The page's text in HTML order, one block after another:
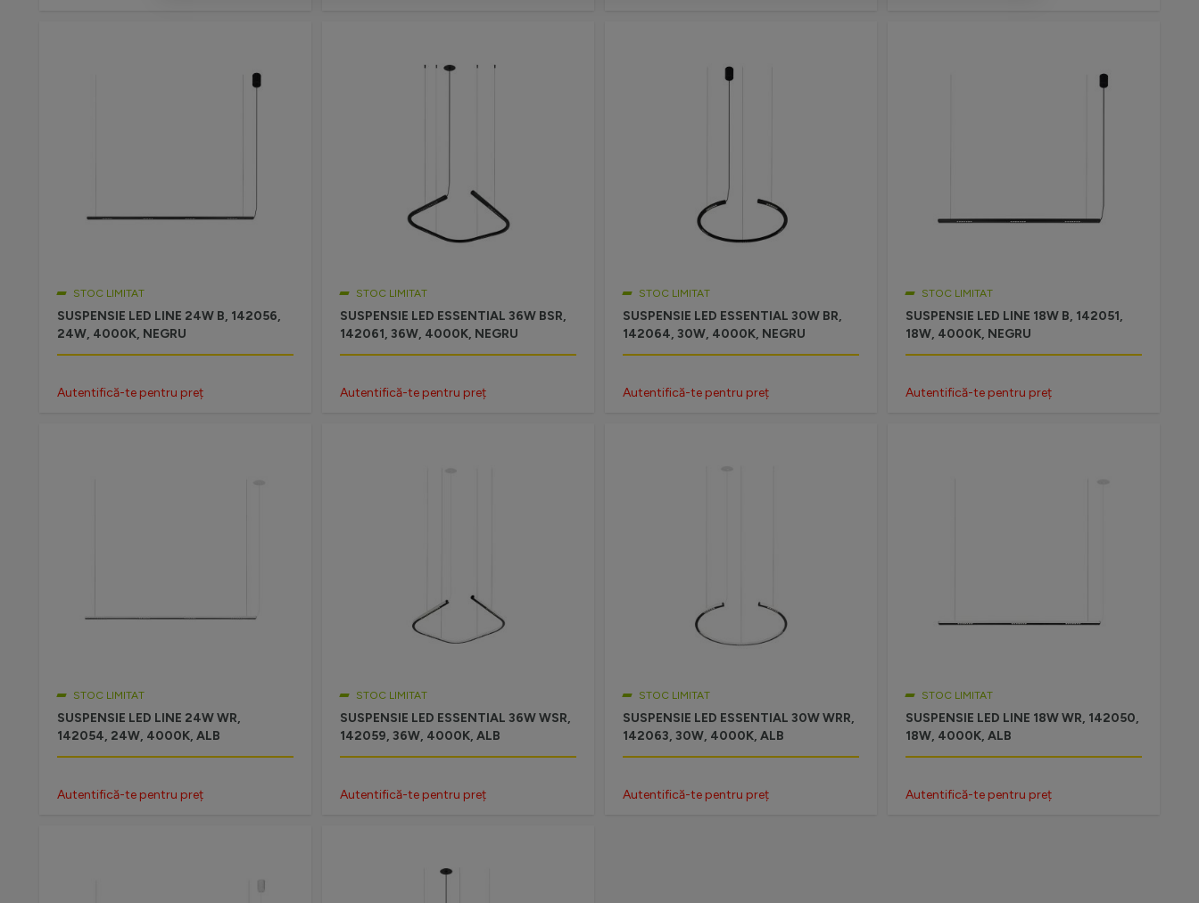
STOC LIMITAT
SUSPENSIE LED LINE 24W B, 142056,
24W, 4000K, NEGRU
Autentifică-te pentru preț
STOC LIMITAT
SUSPENSIE LED ESSENTIAL 36W BSR,
142061, 36W, 4000K, NEGRU
Autentifică-te pentru preț
STOC LIMITAT
SUSPENSIE LED ESSENTIAL 30W BR,
142064, 30W, 4000K, NEGRU
Autentifică-te pentru preț
STOC LIMITAT
SUSPENSIE LED LINE 18W B, 142051,
18W, 4000K, NEGRU
Autentifică-te pentru preț
STOC LIMITAT
SUSPENSIE LED LINE 24W WR,
142054, 24W, 4000K, ALB
Autentifică-te pentru preț
STOC LIMITAT
SUSPENSIE LED ESSENTIAL 36W WSR,
142059, 36W, 4000K, ALB
Autentifică-te pentru preț
STOC LIMITAT
SUSPENSIE LED ESSENTIAL 30W WRR,
142063, 30W, 4000K, ALB
Autentifică-te pentru preț
STOC LIMITAT
SUSPENSIE LED LINE 18W WR, 142050,
18W, 4000K, ALB
Autentifică-te pentru preț